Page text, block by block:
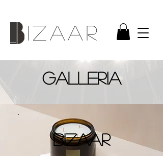
IZAAR
GALLERIA
Bizaar